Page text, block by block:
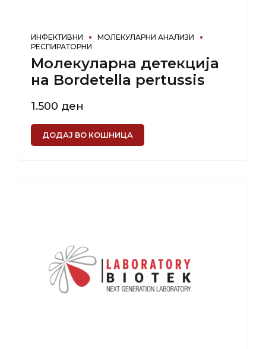
ИНФЕКТИВНИ
МОЛЕКУЛАРНИ АНАЛИЗИ
РЕСПИРАТОРНИ
Молекуларна детекција
на Bordetella pertussis
1.500 ден
ДОДАЈ ВО КОШНИЦА